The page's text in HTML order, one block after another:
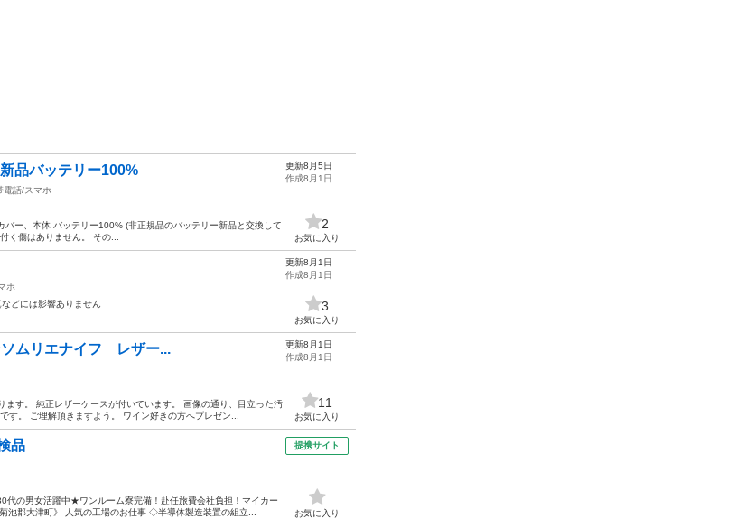
品バッテリー100%
電話/スマホ
ー、本体 バッテリー100% (非正規品のバッテリー新品と交換して
く傷はありません。 その...
更新8月5日
作成8月1日
2
お気に入り
ホ
どには影響ありません
更新8月1日
作成8月1日
3
お気に入り
ソムリエナイフ レザー...
ます。 純正レザーケースが付いています。 画像の通り、目立った汚
す。 ご理解頂きますよう。 ワイン好きの方へプレゼン...
更新8月1日
作成8月1日
11
お気に入り
品
の男女活躍中★ワンルーム寮完備！赴任旅費会社負担！マイカー
池郡大津町》 人気の工場のお仕事 ◇半導体製造装置の組立...
提携サイト
お気に入り